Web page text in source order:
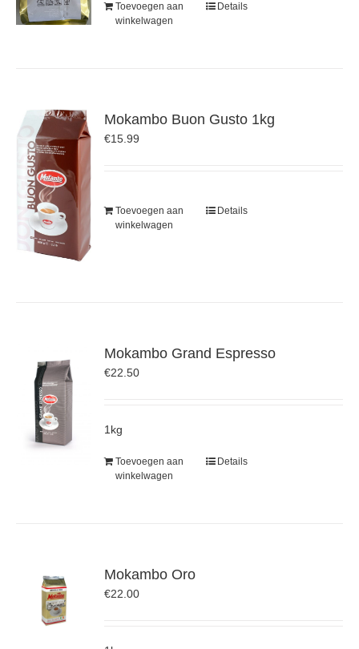
Toevoegen aan
winkelwagen
Details
Mokambo Buon Gusto 1kg
€15.99
Toevoegen aan
winkelwagen
Details
Mokambo Grand Espresso
€22.50
1kg
Toevoegen aan
winkelwagen
Details
Mokambo Oro
€22.00